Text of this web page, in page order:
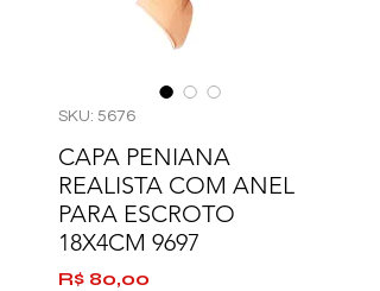
SKU: 5676
CAPA PENIANA
REALISTA COM ANEL
PARA ESCROTO
18X4CM 9697
R$ 80,00